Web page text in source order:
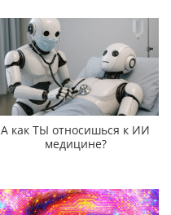
А как ТЫ относишься к ИИ
медицине?